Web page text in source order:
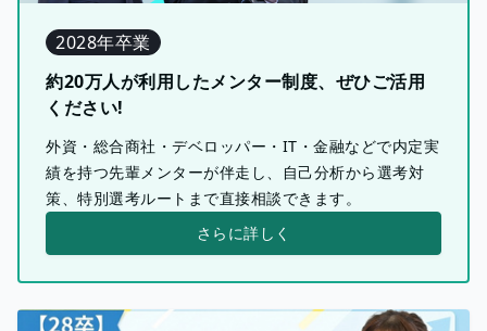
2028年卒業
約20万人が利用したメンター制度、ぜひご活用
ください!
外資・総合商社・デベロッパー・IT・金融などで内定実
績を持つ先輩メンターが伴走し、自己分析から選考対
策、特別選考ルートまで直接相談できます。
さらに詳しく